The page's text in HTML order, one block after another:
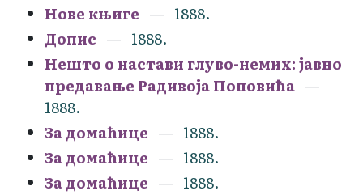
Нове књиге
1888.
Допис
1888.
Нешто о настави глуво-немих: јавно
предавање Радивоја Поповића
1888.
За домаћице
1888.
За домаћице
1888.
За домаћице
1888.